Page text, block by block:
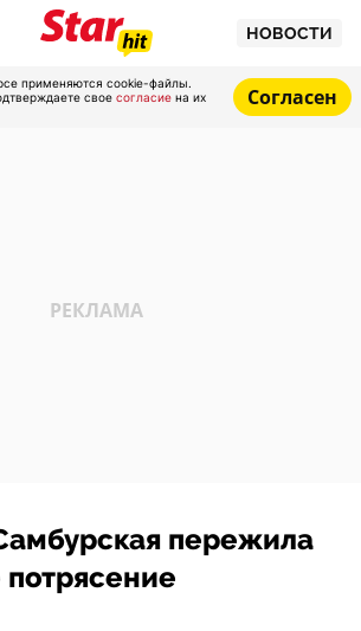
НОВОСТИ
применяются cookie-файлы.
свое согласие на их
Согласен
пережила